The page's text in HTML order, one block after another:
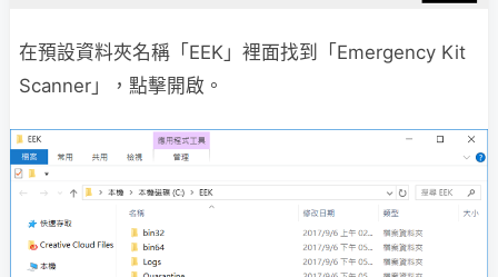
在預設資料夾名稱「EEK」裡面找到「Emergency Kit
Scanner」，點擊開啟。